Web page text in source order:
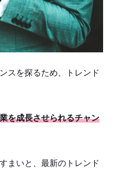
スを探るため、トレンド
を成長させられるチャン
まいと、最新のトレンド